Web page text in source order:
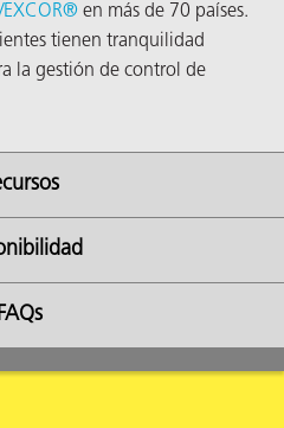
EXCOR® en más de 70 países.
tienen tranquilidad
la gestión de control de